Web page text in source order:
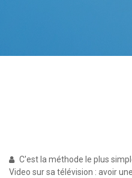
C'est la méthode le plus
Video sur sa télévision : avoir